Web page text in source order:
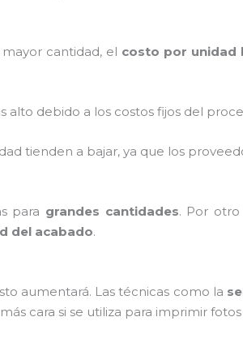
cantidad, el costo por unidad
alto debido a los costos fijos del
tienden a bajar, ya que los
para grandes cantidades. Por otro
del acabado.
aumentará. Las técnicas como la
cara si se utiliza para imprimir